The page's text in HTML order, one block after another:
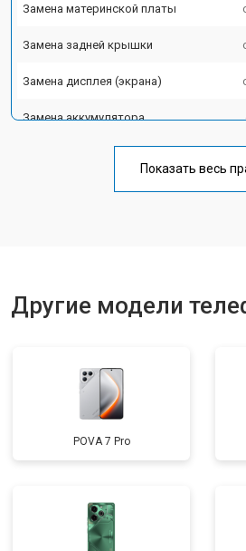
Замена материнской платы
Замена задней крышки
Замена дисплея (экрана)
Замена аккумулятора
Ремонт цепи питания
Показать весь
Другие модели
POVA 7 Pro